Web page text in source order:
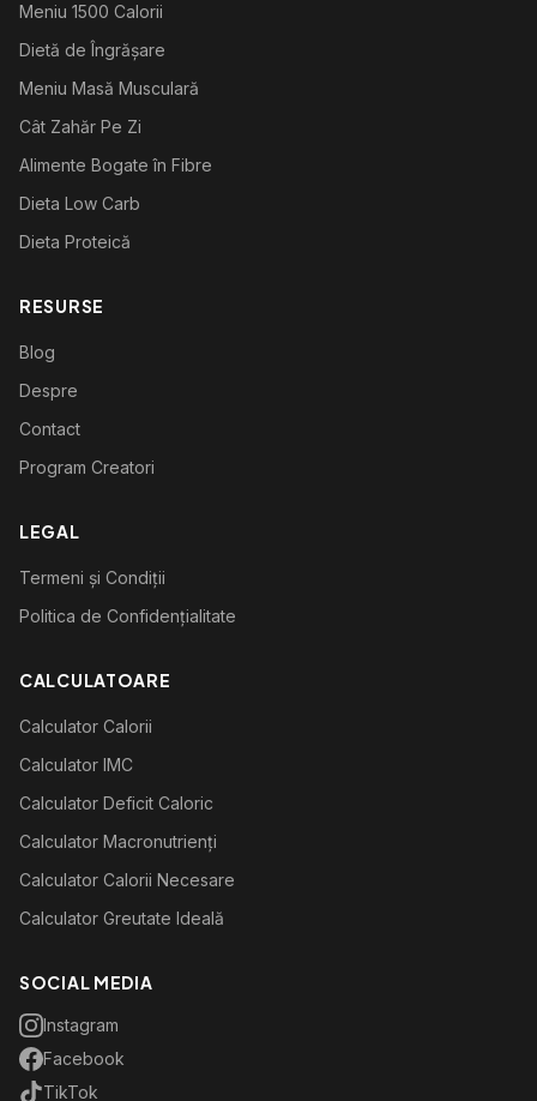
Meniu 1500 Calorii
Dietă de Îngrășare
Meniu Masă Musculară
Cât Zahăr Pe Zi
Alimente Bogate în Fibre
Dieta Low Carb
Dieta Proteică
RESURSE
Blog
Despre
Contact
Program Creatori
LEGAL
Termeni și Condiții
Politica de Confidențialitate
CALCULATOARE
Calculator Calorii
Calculator IMC
Calculator Deficit Caloric
Calculator Macronutrienți
Calculator Calorii Necesare
Calculator Greutate Ideală
SOCIAL MEDIA
Instagram
Facebook
TikTok